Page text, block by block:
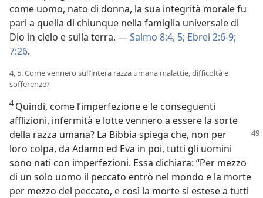
come uomo, nato di donna, la sua integrità morale fu
pari a quella di chiunque nella famiglia universale di
Dio in cielo e sulla terra. —Salmo 8:4, 5; Ebrei 2:6-9;
7:26.
4, 5. Come vennero sull’intera razza umana malattie, difficoltà e
sofferenze?
4Quindi, come l’imperfezione e le conseguenti
afflizioni, infermità e lotte vennero a essere la sorte
della razza umana? La Bibbia spiega che, non per
loro colpa, da Adamo ed Eva in poi, tutti gli uomini
sono nati con imperfezioni. Essa dichiara: “Per mezzo
di un solo uomo il peccato entrò nel mondo e la morte
per mezzo del peccato, e così la morte si estese a tutti